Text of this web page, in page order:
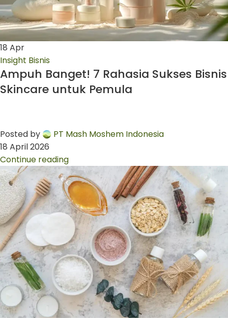
18 Apr
Insight Bisnis
Ampuh Banget! 7 Rahasia Sukses Bisnis
Skincare untuk Pemula
Posted by
PT Mash Moshem Indonesia
18 April 2026
Continue reading